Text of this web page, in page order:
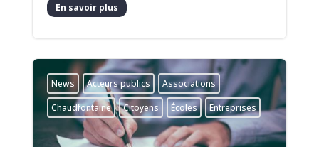
En savoir plus
News Acteurs publics
Associations
Chaudfontaine
Citoyens Écoles Entreprises